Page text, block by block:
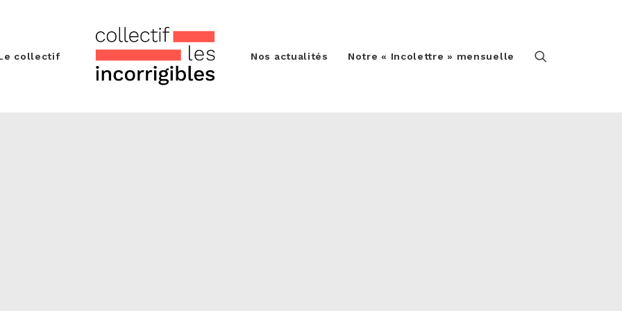
collectif Nos actualités Notre « Incolettre » mensuelle